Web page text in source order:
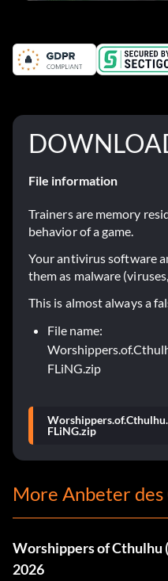
dafür.
File information
Trainers are memory
behavior of a game.
Your antivirus software
them as malware
This is almost always a
File name:
FLiNG.zip
FLiNG.zip
More Anbeter
Worshippers of Cthulhu
2026